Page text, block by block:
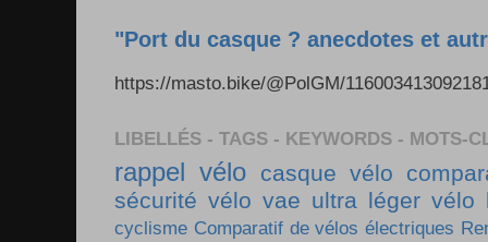
"Port du casque ? anecdotes et
https://masto.bike/@PolGM/
LIBELLÉS - TAGS - KEYWORDS - MOTS-
rappel vélo casque vélo
sécurité vélo vae ultra léger vélo
cyclisme Comparatif de vélos électriques